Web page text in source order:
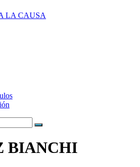
Buscar
BIANCHI